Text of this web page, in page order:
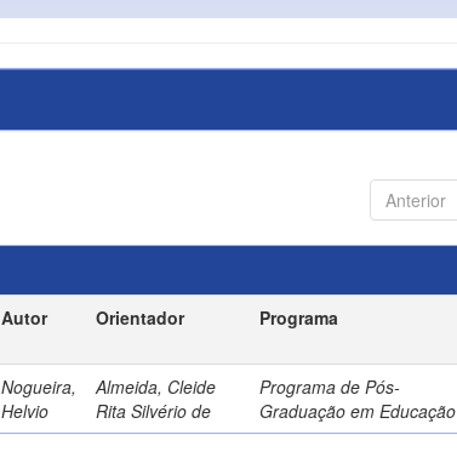
Anterior
Autor Orientador Programa
Nogueira,
Helvio
Almeida, Cleide
Rita Silvério de
Programa de Pós-
Graduação em Educação